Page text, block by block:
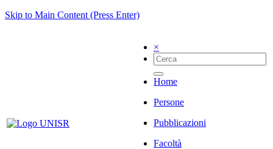
Skip to Main Content (Press Enter)
×
Home
Persone
Pubblicazioni
Facoltà